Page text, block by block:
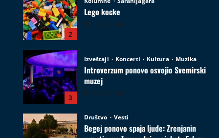
3
Introverzum ponovo osvojio Svemirski
muzej
4
Begej ponovo spaja ljude: Zrenjanin
ugostio međunarodni projekat „Ecluze
pe Bega“
Film Kultura
Zrenjanin